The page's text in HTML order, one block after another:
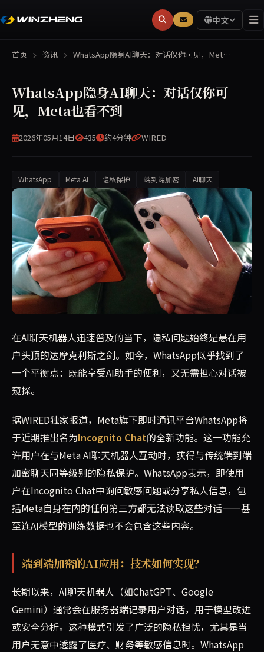
中文
首页 资讯 WhatsApp隐身AI聊天：对话仅你可见，Met…
WhatsApp隐身AI聊天：对话仅你可
见，Meta也看不到
2026年05月14日 435 约4分钟 WIRED
WhatsApp Meta AI 隐私保护 端到端加密 AI聊天
WhatsApp宣布推出Incognito Chat功能，允许用户与Meta
在AI聊天机器人迅速普及的当下，隐私问题始终是悬在用
户头顶的达摩克利斯之剑。如今，WhatsApp似乎找到了
一个平衡点：既能享受AI助手的便利，又无需担心对话被
窥探。
据WIRED独家报道，Meta旗下即时通讯平台WhatsApp将
于近期推出名为Incognito Chat的全新功能。这一功能允
许用户在与Meta AI聊天机器人互动时，获得与传统端到端
加密聊天同等级别的隐私保护。WhatsApp表示，即使用
户在Incognito Chat中询问敏感问题或分享私人信息，包
括Meta自身在内的任何第三方都无法读取这些对话——甚
至连AI模型的训练数据也不会包含这些内容。
端到端加密的AI应用：技术如何实现？
长期以来，AI聊天机器人（如ChatGPT、Google
Gemini）通常会在服务器端记录用户对话，用于模型改进
或安全分析。这种模式引发了广泛的隐私担忧，尤其是当
用户无意中透露了医疗、财务等敏感信息时。WhatsApp